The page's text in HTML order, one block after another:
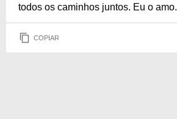
todos os caminhos juntos. Eu o amo.
COPIAR